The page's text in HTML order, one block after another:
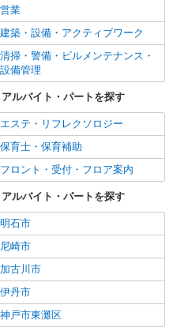
営業
建築・設備・アクティブワーク
清掃・警備・ビルメンテナンス・
設備管理
ルバイト・パートを探す
エステ・リフレクソロジー
保育士・保育補助
フロント・受付・フロア案内
ルバイト・パートを探す
明石市
尼崎市
加古川市
伊丹市
神戸市東灘区